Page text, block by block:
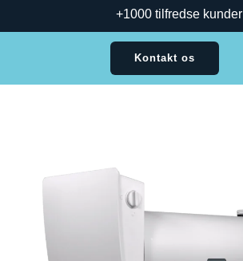
+1000 tilfredse kunder
Kontakt os